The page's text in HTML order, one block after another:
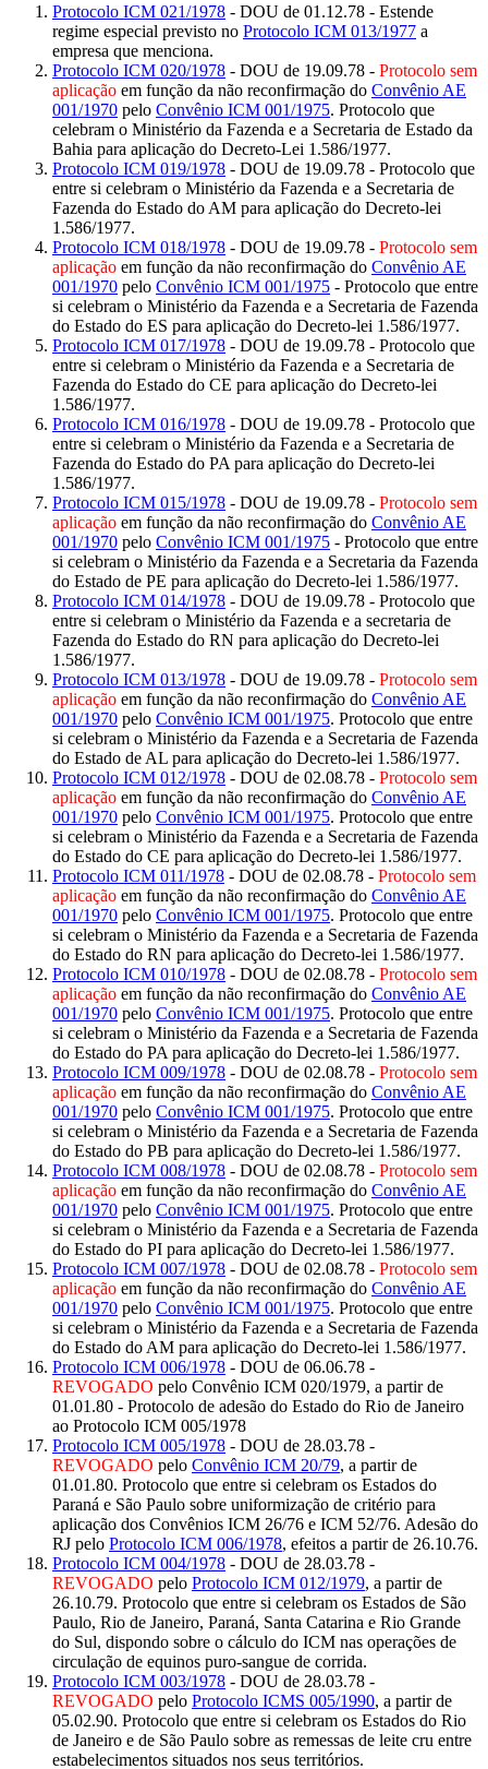
Protocolo ICM 021/1978 - DOU de 01.12.78 - Estende
regime especial previsto no Protocolo ICM 013/1977 a
empresa que menciona.
Protocolo ICM 020/1978 - DOU de 19.09.78 - Protocolo sem
aplicação em função da não reconfirmação do Convênio AE
001/1970 pelo Convênio ICM 001/1975. Protocolo que
celebram o Ministério da Fazenda e a Secretaria de Estado da
Bahia para aplicação do Decreto-Lei 1.586/1977.
Protocolo ICM 019/1978 - DOU de 19.09.78 - Protocolo que
entre si celebram o Ministério da Fazenda e a Secretaria de
Fazenda do Estado do AM para aplicação do Decreto-lei
1.586/1977.
Protocolo ICM 018/1978 - DOU de 19.09.78 - Protocolo sem
aplicação em função da não reconfirmação do Convênio AE
001/1970 pelo Convênio ICM 001/1975 - Protocolo que entre
si celebram o Ministério da Fazenda e a Secretaria de Fazenda
do Estado do ES para aplicação do Decreto-lei 1.586/1977.
Protocolo ICM 017/1978 - DOU de 19.09.78 - Protocolo que
entre si celebram o Ministério da Fazenda e a Secretaria de
Fazenda do Estado do CE para aplicação do Decreto-lei
1.586/1977.
Protocolo ICM 016/1978 - DOU de 19.09.78 - Protocolo que
entre si celebram o Ministério da Fazenda e a Secretaria de
Fazenda do Estado do PA para aplicação do Decreto-lei
1.586/1977.
Protocolo ICM 015/1978 - DOU de 19.09.78 - Protocolo sem
aplicação em função da não reconfirmação do Convênio AE
001/1970 pelo Convênio ICM 001/1975 - Protocolo que entre
si celebram o Ministério da Fazenda e a Secretaria da Fazenda
do Estado de PE para aplicação do Decreto-lei 1.586/1977.
Protocolo ICM 014/1978 - DOU de 19.09.78 - Protocolo que
entre si celebram o Ministério da Fazenda e a secretaria de
Fazenda do Estado do RN para aplicação do Decreto-lei
1.586/1977.
Protocolo ICM 013/1978 - DOU de 19.09.78 - Protocolo sem
aplicação em função da não reconfirmação do Convênio AE
001/1970 pelo Convênio ICM 001/1975. Protocolo que entre
si celebram o Ministério da Fazenda e a Secretaria de Fazenda
do Estado de AL para aplicação do Decreto-lei 1.586/1977.
Protocolo ICM 012/1978 - DOU de 02.08.78 - Protocolo sem
aplicação em função da não reconfirmação do Convênio AE
001/1970 pelo Convênio ICM 001/1975. Protocolo que entre
si celebram o Ministério da Fazenda e a Secretaria de Fazenda
do Estado do CE para aplicação do Decreto-lei 1.586/1977.
Protocolo ICM 011/1978 - DOU de 02.08.78 - Protocolo sem
aplicação em função da não reconfirmação do Convênio AE
001/1970 pelo Convênio ICM 001/1975. Protocolo que entre
si celebram o Ministério da Fazenda e a Secretaria de Fazenda
do Estado do RN para aplicação do Decreto-lei 1.586/1977.
Protocolo ICM 010/1978 - DOU de 02.08.78 - Protocolo sem
aplicação em função da não reconfirmação do Convênio AE
001/1970 pelo Convênio ICM 001/1975. Protocolo que entre
si celebram o Ministério da Fazenda e a Secretaria de Fazenda
do Estado do PA para aplicação do Decreto-lei 1.586/1977.
Protocolo ICM 009/1978 - DOU de 02.08.78 - Protocolo sem
aplicação em função da não reconfirmação do Convênio AE
001/1970 pelo Convênio ICM 001/1975. Protocolo que entre
si celebram o Ministério da Fazenda e a Secretaria de Fazenda
do Estado do PB para aplicação do Decreto-lei 1.586/1977.
Protocolo ICM 008/1978 - DOU de 02.08.78 - Protocolo sem
aplicação em função da não reconfirmação do Convênio AE
001/1970 pelo Convênio ICM 001/1975. Protocolo que entre
si celebram o Ministério da Fazenda e a Secretaria de Fazenda
do Estado do PI para aplicação do Decreto-lei 1.586/1977.
Protocolo ICM 007/1978 - DOU de 02.08.78 - Protocolo sem
aplicação em função da não reconfirmação do Convênio AE
001/1970 pelo Convênio ICM 001/1975. Protocolo que entre
si celebram o Ministério da Fazenda e a Secretaria de Fazenda
do Estado do AM para aplicação do Decreto-lei 1.586/1977.
Protocolo ICM 006/1978 - DOU de 06.06.78 -
REVOGADO pelo Convênio ICM 020/1979, a partir de
01.01.80 - Protocolo de adesão do Estado do Rio de Janeiro
ao Protocolo ICM 005/1978
Protocolo ICM 005/1978 - DOU de 28.03.78 -
REVOGADO pelo Convênio ICM 20/79, a partir de
01.01.80. Protocolo que entre si celebram os Estados do
Paraná e São Paulo sobre uniformização de critério para
aplicação dos Convênios ICM 26/76 e ICM 52/76. Adesão do
RJ pelo Protocolo ICM 006/1978, efeitos a partir de 26.10.76.
Protocolo ICM 004/1978 - DOU de 28.03.78 -
REVOGADO pelo Protocolo ICM 012/1979, a partir de
26.10.79. Protocolo que entre si celebram os Estados de São
Paulo, Rio de Janeiro, Paraná, Santa Catarina e Rio Grande
do Sul, dispondo sobre o cálculo do ICM nas operações de
circulação de equinos puro-sangue de corrida.
Protocolo ICM 003/1978 - DOU de 28.03.78 -
REVOGADO pelo Protocolo ICMS 005/1990, a partir de
05.02.90. Protocolo que entre si celebram os Estados do Rio
de Janeiro e de São Paulo sobre as remessas de leite cru entre
estabelecimentos situados nos seus territórios.